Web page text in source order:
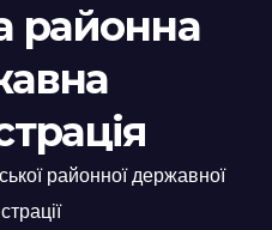
районна
районної державної